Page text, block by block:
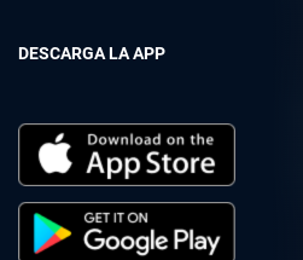
DESCARGA LA APP